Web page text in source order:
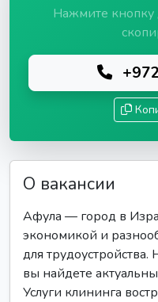
Нажмите кнопку
О вакансии
Афула — город в
экономикой и
для трудоустройства.
вы найдете
Услуги клининга